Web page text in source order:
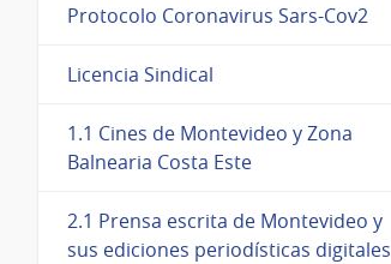
Protocolo Coronavirus Sars-Cov2
Licencia Sindical
1.1 Cines de Montevideo y Zona
Balnearia Costa Este
2.1 Prensa escrita de Montevideo y
sus ediciones periodísticas digitales